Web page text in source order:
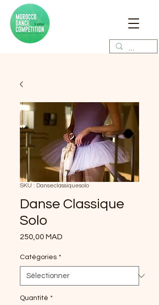
SKU : Danseclassiquesolo
Danse Classique
Solo
250,00 MAD
Catégories *
Quantité *